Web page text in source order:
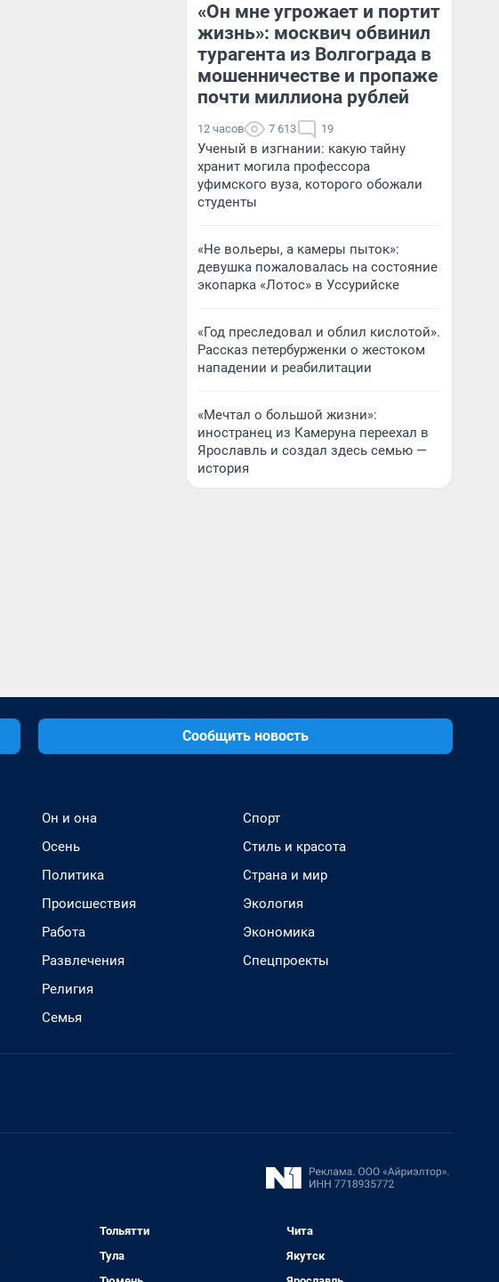
«Он мне угрожает и портит
жизнь»: москвич обвинил
турагента из Волгограда в
мошенничестве и пропаже
почти миллиона рублей
12 часов 7 613 19
Ученый в изгнании: какую тайну
хранит могила профессора
уфимского вуза, которого обожали
студенты
«Не вольеры, а камеры пыток»:
девушка пожаловалась на состояние
экопарка «Лотос» в Уссурийске
«Год преследовал и облил кислотой».
Рассказ петербурженки о жестоком
нападении и реабилитации
«Мечтал о большой жизни»:
иностранец из Камеруна переехал в
Ярославль и создал здесь семью —
история
Сообщить новость
Он и она
Осень
Политика
Происшествия
Работа
Развлечения
Религия
Семья
Спорт
Стиль и красота
Страна и мир
Экология
Экономика
Спецпроекты
Тольятти
Тула
Чита
Якутск